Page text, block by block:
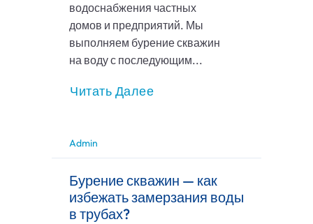
водоснабжения частных
домов и предприятий. Мы
выполняем бурение скважин
на воду с последующим...
Читать Далее
Admin
Бурение скважин — как
избежать замерзания воды
в трубах?